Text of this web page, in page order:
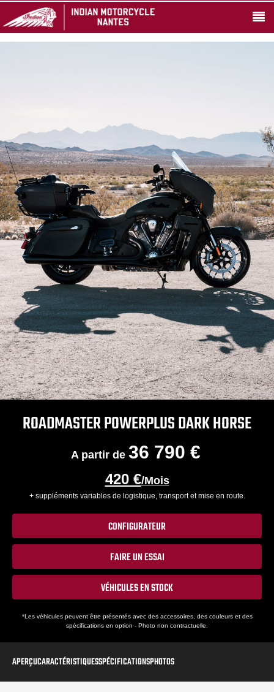
ROADMASTER POWERPLUS DARK HORSE
A partir de 36 790 €
420 €/Mois
+ suppléments variables de logistique, transport et mise en route.
CONFIGURATEUR
FAIRE UN ESSAI
VÉHICULES EN STOCK
*Les véhicules peuvent être présentés avec des accessoires, des couleurs et des
spécifications en option - Photo non contractuelle.
APERÇUCARACTÉRISTIQUESSPÉCIFICATIONSPHOTOS